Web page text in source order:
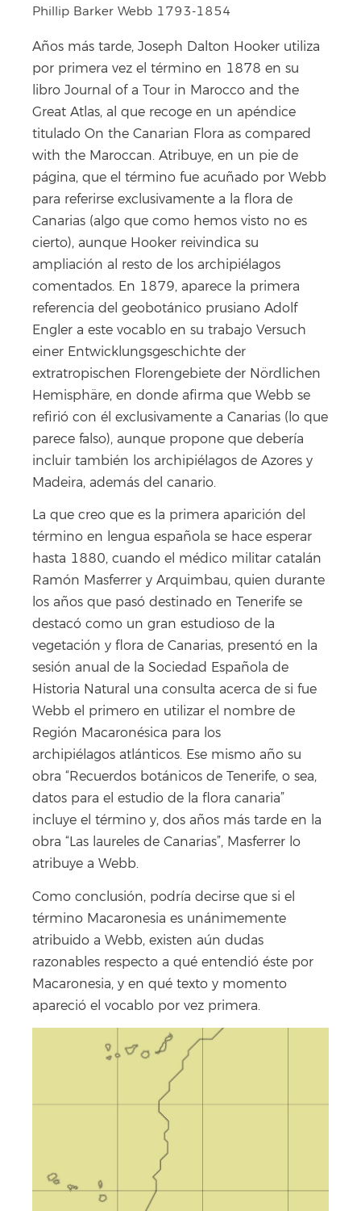
Phillip Barker Webb 1793-1854
Años más tarde, Joseph Dalton Hooker utiliza
por primera vez el término en 1878 en su
libro Journal of a Tour in Marocco and the
Great Atlas, al que recoge en un apéndice
titulado On the Canarian Flora as compared
with the Maroccan. Atribuye, en un pie de
página, que el término fue acuñado por Webb
para referirse exclusivamente a la flora de
Canarias (algo que como hemos visto no es
cierto), aunque Hooker reivindica su
ampliación al resto de los archipiélagos
comentados. En 1879, aparece la primera
referencia del geobotánico prusiano Adolf
Engler a este vocablo en su trabajo Versuch
einer Entwicklungsgeschichte der
extratropischen Florengebiete der Nördlichen
Hemisphäre, en donde afirma que Webb se
refirió con él exclusivamente a Canarias (lo que
parece falso), aunque propone que debería
incluir también los archipiélagos de Azores y
Madeira, además del canario.
La que creo que es la primera aparición del
término en lengua española se hace esperar
hasta 1880, cuando el médico militar catalán
Ramón Masferrer y Arquimbau, quien durante
los años que pasó destinado en Tenerife se
destacó como un gran estudioso de la
vegetación y flora de Canarias, presentó en la
sesión anual de la Sociedad Española de
Historia Natural una consulta acerca de si fue
Webb el primero en utilizar el nombre de
Región Macaronésica para los
archipiélagos atlánticos. Ese mismo año su
obra “Recuerdos botánicos de Tenerife, o sea,
datos para el estudio de la flora canaria”
incluye el término y, dos años más tarde en la
obra “Las laureles de Canarias”, Masferrer lo
atribuye a Webb.
Como conclusión, podría decirse que si el
término Macaronesia es unánimemente
atribuido a Webb, existen aún dudas
razonables respecto a qué entendió éste por
Macaronesia, y en qué texto y momento
apareció el vocablo por vez primera.